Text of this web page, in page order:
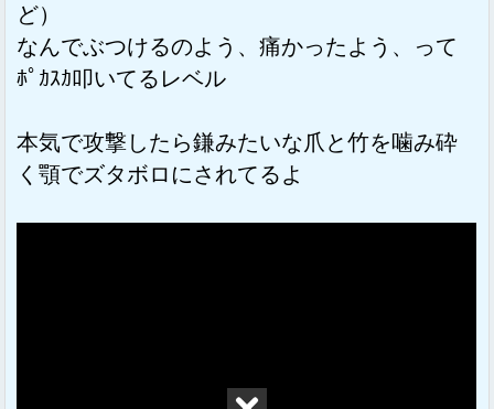
ど）
なんでぶつけるのよう、痛かったよう、って
ﾎﾟｶｽｶ叩いてるレベル
本気で攻撃したら鎌みたいな爪と竹を噛み砕
く顎でズタボロにされてるよ